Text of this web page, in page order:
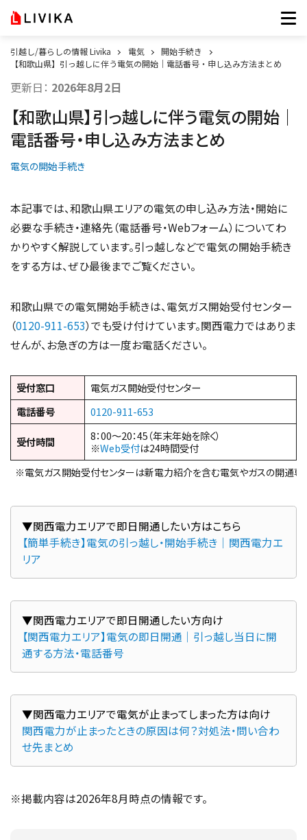
引越し/暮らしの情報 Livika 電気
開始手続き
【和歌山県】引っ越しに伴う電気の開始｜電話番号・申し込み方法まとめ
更新日： 2026年8月2日
【和歌山県】引っ越しに伴う電気の開始｜
電話番号・申し込み方法まとめ
電気の開始手続き
本記事では、和歌山県エリアの電気の申し込み方法・開始に
必要な手続き・連絡先（電話番号・Webフォーム）についてわ
かりやすく解説しています。引っ越しなどで電気の開始手続き
をする方は、ぜひ最後までご覧ください。
和歌山県での電気開始手続きは、電気ガス開始受付センター
（0120-911-653）でも受け付けています。関西電力ではありま
せんが、お急ぎの方は一度お電話ください。
受付窓口
電気ガス開始受付センター
電話番号
0120-911-653
受付時間
8：00～20：45（年末年始を除く）
※Web受付は24時間受付
※電気ガス開始受付センターは新電力紹介を含む電気やガスの開通専
▼関西電力エリアで即日開通したい方はこちら
【簡単手続き】電気の引っ越し・開始手続き｜関西電力エ
リア
▼関西電力エリアで即日開通したい方向け
【関西電力エリア】電気の即日開通｜引っ越し当日に開
通する方法・電話番号
関西電力が止まったときの原因は何？対処法・問い合わ
せ先まとめ
※掲載内容は2026年8月時点の情報です。